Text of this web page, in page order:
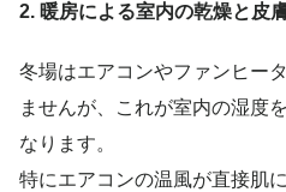
2. 暖房による室内の乾燥と皮
冬場はエアコンやファンヒー
ませんが、これが室内の湿度
なります。
特にエアコンの温風が直接肌